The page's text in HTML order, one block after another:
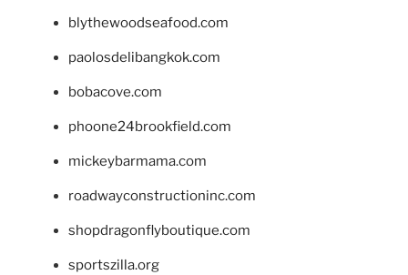
blythewoodseafood.com
paolosdelibangkok.com
bobacove.com
phoone24brookfield.com
mickeybarmama.com
roadwayconstructioninc.com
shopdragonflyboutique.com
sportszilla.org